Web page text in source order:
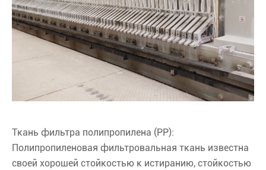
Ткань фильтра полипропилена (PP):
Полипропиленовая фильтровальная ткань известна
своей хорошей стойкостью к истиранию, стойкостью